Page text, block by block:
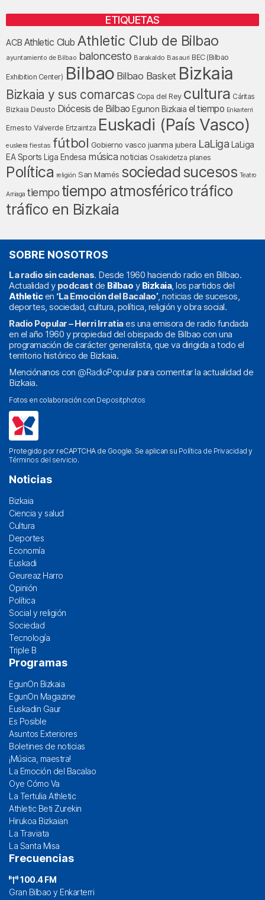
ETIQUETAS
ACB Athletic Club Athletic Club de Bilbao
ayuntamiento de Bilbao baloncesto Barakaldo Basauri BEC (Bilbao
Exhibition Center) Bilbao Bilbao Basket Bizkaia
Bizkaia y sus comarcas Copa del Rey cultura Cáritas
Bizkaia Deusto Diócesis de Bilbao Egunon Bizkaia el tiempo Enkarterri
Ernesto Valverde Ertzaintza Euskadi (País Vasco)
euskera fiestas fútbol Gobierno vasco juanma jubera LaLiga LaLiga
EA Sports
Liga Endesa música noticias Osakidetza planes
Política religión San Mamés sociedad sucesos Teatro
Arriaga tiempo tiempo atmosféricotráfico
tráfico en Bizkaia
SOBRE NOSOTROS
La radio sin cadenas. Desde 1960 haciendo radio en Bilbao.
Actualidad y podcast de Bilbao y Bizkaia, los partidos del
Athleticen ‘La Emoción del Bacalao’, noticias de sucesos,
deportes, sociedad, cultura, política, religión y obra social.
Radio Popular – Herri Irratiaes una emisora de radio fundada
en el año 1960 y propiedad del obispado de Bilbao con una
programación de carácter generalista, que va dirigida a todo el
territorio histórico de Bizkaia.
Menciónanos con @RadioPopularpara comentar la actualidad de
Bizkaia.
Fotos en colaboración con Depositphotos
Protegido por reCAPTCHA de Google. Se aplican su Política de Privacidad y
Términos del servicio.
Noticias
Bizkaia
Ciencia y salud
Cultura
Deportes
Economía
Euskadi
Geureaz Harro
Opinión
Política
Social y religión
Sociedad
Tecnología
Triple B
Programas
EgunOn Bizkaia
EgunOn Magazine
Euskadin Gaur
Es Posible
Asuntos Exteriores
Boletines de noticias
¡Música, maestra!
La Emoción del Bacalao
Oye Cómo Va
La Tertulia Athletic
Athletic Beti Zurekin
Hirukoa Bizkaian
La Traviata
La Santa Misa
Frecuencias
100.4 FM
Gran Bilbao y Enkarterri